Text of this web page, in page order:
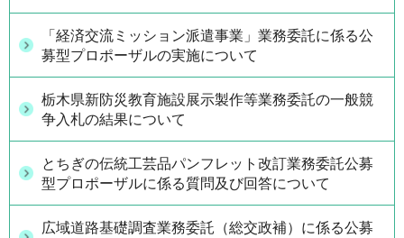
「経済交流ミッション派遣事業」業務委託に係る公
募型プロポーザルの実施について
栃木県新防災教育施設展示製作等業務委託の一般競
争入札の結果について
とちぎの伝統工芸品パンフレット改訂業務委託公募
型プロポーザルに係る質問及び回答について
広域道路基礎調査業務委託（総交政補）に係る公募